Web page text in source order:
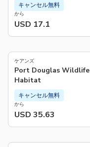
から
USD 17.1
キャンセル無料
ケアンズ
Port Douglas Wildlife
Habitat
から
USD 35.63
キャンセル無料